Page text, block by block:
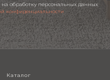
обработку персональных данных
конфиденциальности
Каталог